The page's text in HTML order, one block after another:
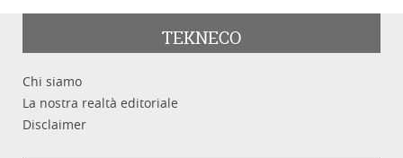
TEKNECO
Chi siamo
La nostra realtà editoriale
Disclaimer